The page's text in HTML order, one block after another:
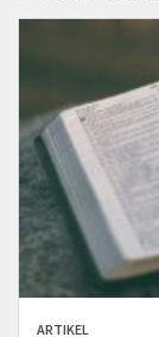
ARTIKEL